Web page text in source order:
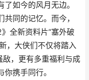
如今的风月无边。
同的记忆。而今，
全新资料片“塞外破
，大侠们不仅将踏入
敌，更有多重福利与成
携手同行。